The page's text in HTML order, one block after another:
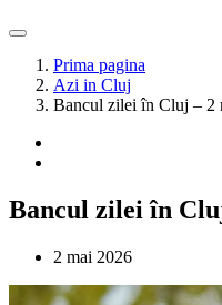
Prima pagina
Azi in Cluj
Bancul zilei în Cluj – 2
Bancul zilei în
2 mai 2026